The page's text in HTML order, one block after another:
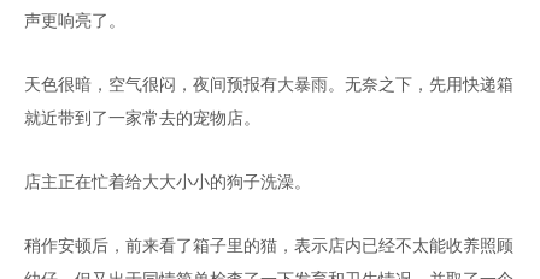
声更响亮了。
天色很暗，空气很闷，夜间预报有大暴雨。无奈之下，先用快递箱
就近带到了一家常去的宠物店。
店主正在忙着给大大小小的狗子洗澡。
稍作安顿后，前来看了箱子里的猫，表示店内已经不太能收养照顾